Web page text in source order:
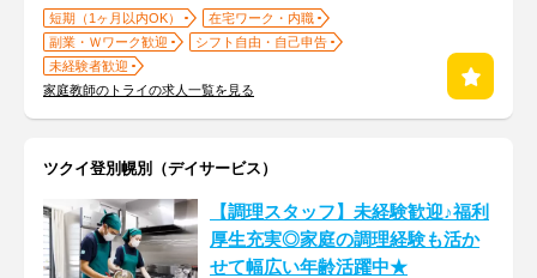
短期（1ヶ月以内OK）
在宅ワーク・内職
副業・Ｗワーク歓迎
シフト自由・自己申告
未経験者歓迎
家庭教師のトライの求人一覧を見る
ツクイ登別幌別（デイサービス）
【調理スタッフ】未経験歓迎♪福利
厚生充実◎家庭の調理経験も活か
せて幅広い年齢活躍中★